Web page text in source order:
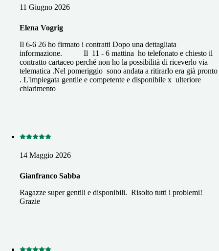
11 Giugno 2026
Elena Vogrig
Il 6-6 26 ho firmato i contratti Dopo una dettagliata
informazione. Il 11 - 6 mattina ho telefonato e chiesto il
contratto cartaceo perché non ho la possibilità di riceverlo via
telematica .Nel pomeriggio sono andata a ritirarlo era già pronto
. L'impiegata gentile e competente e disponibile x ulteriore
chiarimento
14 Maggio 2026
Gianfranco Sabba
Ragazze super gentili e disponibili. Risolto tutti i problemi!
Grazie